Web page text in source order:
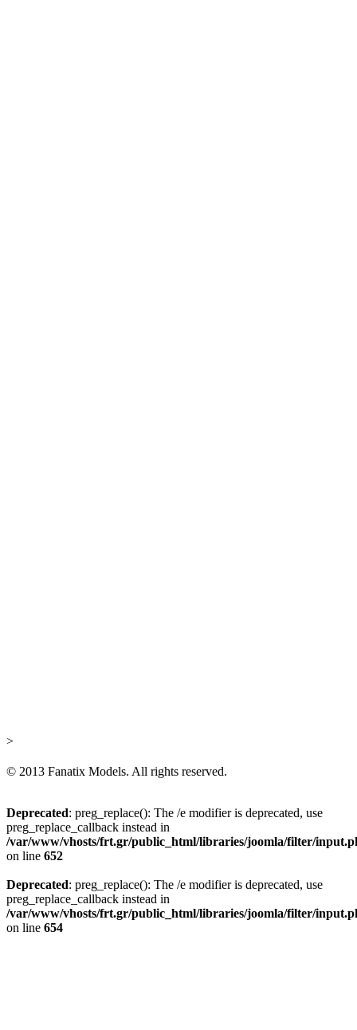
>
© 2013 Fanatix Models. All rights reserved.
Deprecated: preg_replace(): The /e modifier is deprecated, use
preg_replace_callback instead in
/var/www/vhosts/frt.gr/public_html/libraries/joomla/filter/
on line 652
Deprecated: preg_replace(): The /e modifier is deprecated, use
preg_replace_callback instead in
/var/www/vhosts/frt.gr/public_html/libraries/joomla/filter/
on line 654